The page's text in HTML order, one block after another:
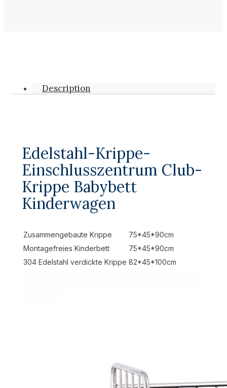
Description
Edelstahl-Krippe-
Einschlusszentrum Club-
Krippe Babybett
Kinderwagen
Zusammengebaute Krippe
75*45*90cm
Montagefreies Kinderbett
75*45*90cm
304 Edelstahl verdickte Krippe 82*45*100cm